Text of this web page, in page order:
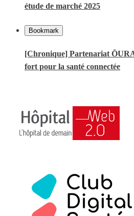
étude de marché 2025
Bookmark
[Chronique] Partenariat
fort pour la santé connectée